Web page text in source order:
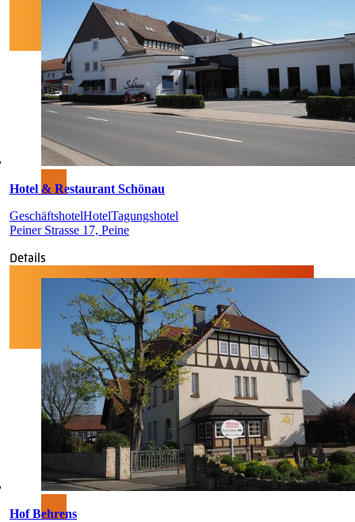
Hotel & Restaurant Schönau
GeschäftshotelHotelTagungshotel
Peiner Strasse 17, Peine
Details
Hof Behrens